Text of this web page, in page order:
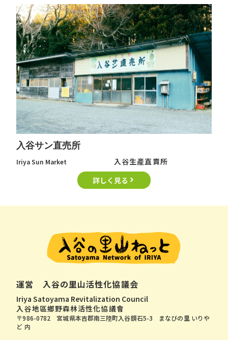
入谷サン直売所
Iriya Sun Market
入谷生產直賣所
詳しく見る
運営 入谷の里山活性化協議会
Iriya Satoyama Revitalization Council
入谷地區鄉野森林活性化協議會
〒986-0782 宮城県本吉郡南三陸町入谷鏡石5-3 まなびの里 いりや
ど 内